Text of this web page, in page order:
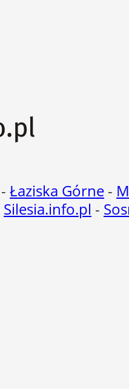
- Łaziska Górne -
Silesia.info.pl -